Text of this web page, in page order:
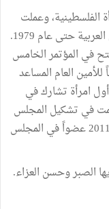
الفلسطينية، وعملت
في دائرة الشؤون العربية في مقر جامعة الدول العربية حتى عام 1979.
في المؤتمر الخامس
للأمين العام المساعد
امرأة تشارك في
في تشكيل المجلس
العربي للطفولة والتنمية عام 1989. عينت عام 2011 عضواً في المجلس
الصبر وحسن العزاء.